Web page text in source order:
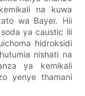
na kuwa
wa Bayer. Hii
ya caustic ili
hidroksidi
nishati na
ya kemikali
yenye thamani